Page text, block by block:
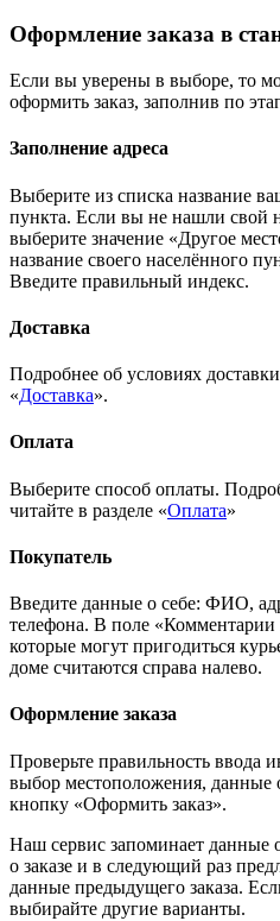
Оформление заказа в
Если вы уверены в выборе, то
оформить заказ, заполнив по
Заполнение адреса
Выберите из списка название
пункта. Если вы не нашли свой
выберите значение «Другое
название своего населённого
Введите правильный индекс.
Доставка
Подробнее об условиях
«Доставка».
Оплата
Выберите способ оплаты.
читайте в разделе «Оплата»
Покупатель
Введите данные о себе: ФИО,
телефона. В поле «Комментарии
которые могут пригодиться
доме считаются справа налево.
Оформление заказа
Проверьте правильность ввода
выбор местоположения, данные
кнопку «Оформить заказ».
Наш сервис запоминает данные
о заказе и в следующий раз
данные предыдущего заказа.
выбирайте другие варианты.